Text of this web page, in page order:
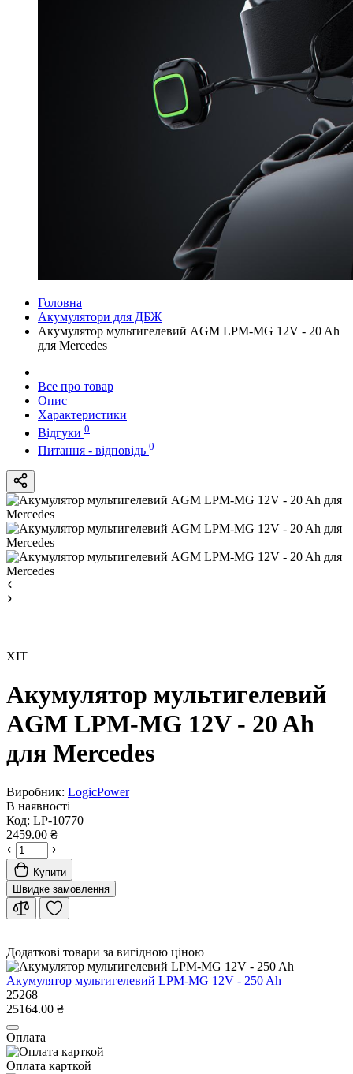
Головна
Акумулятори для ДБЖ
Акумулятор мультигелевий AGM LPM-MG 12V - 20 Ah
для Mercedes
Все про товар
Опис
Характеристики
Відгуки 0
Питання - відповідь 0
ХІТ
Акумулятор мультигелевий
AGM LPM-MG 12V - 20 Ah
для Mercedes
Виробник: LogicPower
В наявності
Код: LP-10770
2459.00 ₴
Купити
Швидке замовлення
Додаткові товари за вигідною ціною
Акумулятор мультигелевий LPM-MG 12V - 250 Ah
25268
25164.00 ₴
Оплата
Оплата карткой